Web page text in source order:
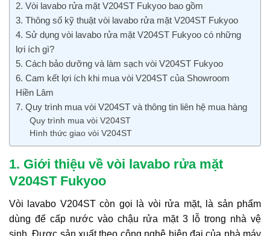
2. Vòi lavabo rửa mặt V204ST Fukyoo bao gồm
3. Thông số kỹ thuật vòi lavabo rửa mặt V204ST Fukyoo
4. Sử dụng vòi lavabo rửa mặt V204ST Fukyoo có những
lợi ích gì?
5. Cách bảo dưỡng và làm sạch vòi V204ST Fukyoo
6. Cam kết lợi ích khi mua vòi V204ST của Showroom
Hiền Lâm
7. Quy trình mua vòi V204ST và thông tin liên hệ mua hàng
Quy trình mua vòi V204ST
Hình thức giao vòi V204ST
1. Giới thiệu về vòi lavabo rửa mặt
V204ST Fukyoo
Vòi lavabo V204ST còn gọi là vòi rửa mặt, là sản phẩm
dùng để cấp nước vào chậu rửa mặt 3 lỗ trong nhà vệ